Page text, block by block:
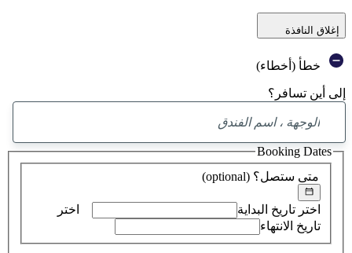
إغلاق النافذة
خطأ (أخطاء)
إلى أين تسافر؟
العثور
على
اقتراح
متى ستصل؟ (optional)
اختر تاريخ البداية
اختر
تاريخ الانتهاء
Booking Dates